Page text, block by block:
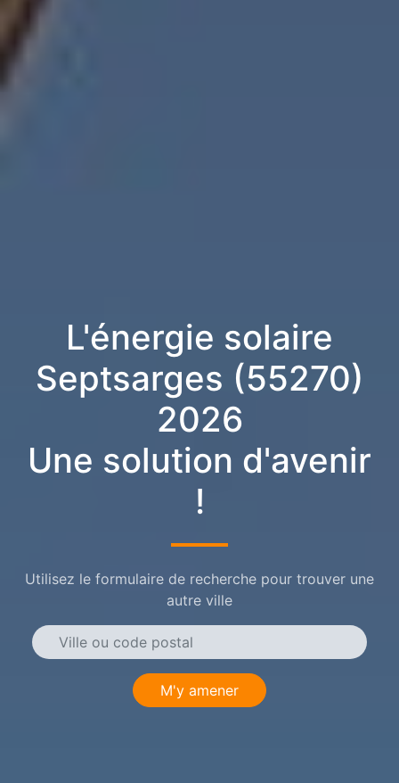
L'énergie solaire
Septsarges (55270)
2026
Une solution d'avenir
!
Utilisez le formulaire de recherche pour trouver une
autre ville
M'y amener